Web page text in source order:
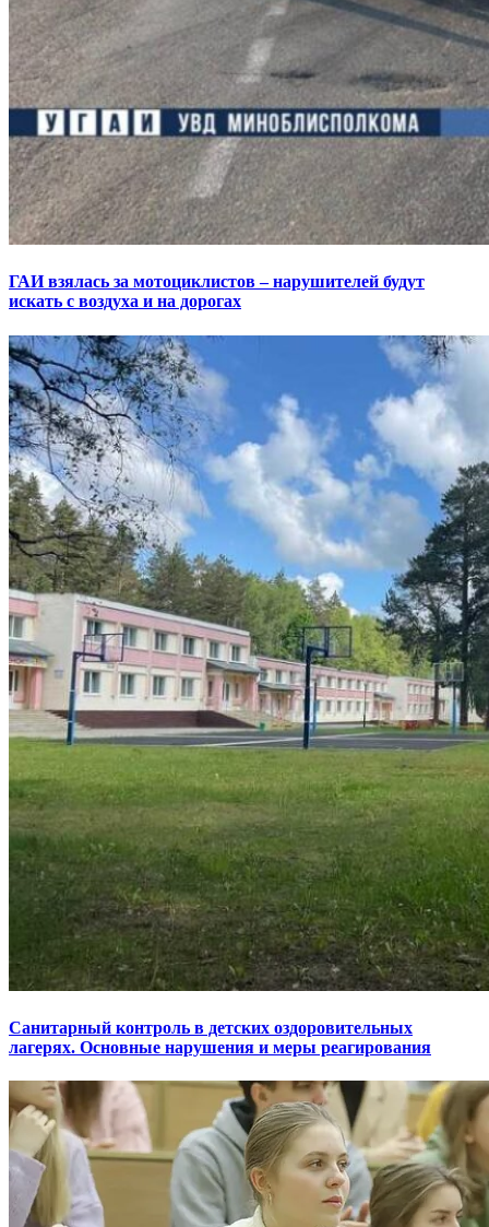
ГАИ взялась за мотоциклистов – нарушителей будут
искать с воздуха и на дорогах
Санитарный контроль в детских оздоровительных
лагерях. Основные нарушения и меры реагирования